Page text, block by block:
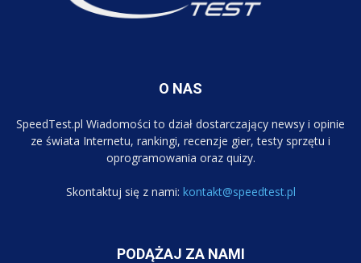
O NAS
SpeedTest.pl Wiadomości to dział dostarczający newsy i opinie
ze świata Internetu, rankingi, recenzje gier, testy sprzętu i
oprogramowania oraz quizy.
Skontaktuj się z nami: kontakt@speedtest.pl
PODĄŻAJ ZA NAMI